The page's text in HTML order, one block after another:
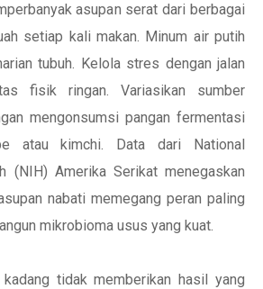
asupan serat dari berbagai
setiap kali makan. Minum air putih
tubuh. Kelola stres dengan jalan
fisik ringan. Variasikan sumber
mengonsumsi pangan fermentasi
atau kimchi. Data dari National
(NIH) Amerika Serikat menegaskan
nabati memegang peran paling
mikrobioma usus yang kuat.
tidak memberikan hasil yang